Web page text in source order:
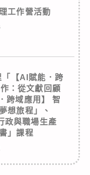
工作營活動
「【AI賦能．跨
：從文獻回顧
跨域應用】 智
想旅程」、
政與職場生產
」課程